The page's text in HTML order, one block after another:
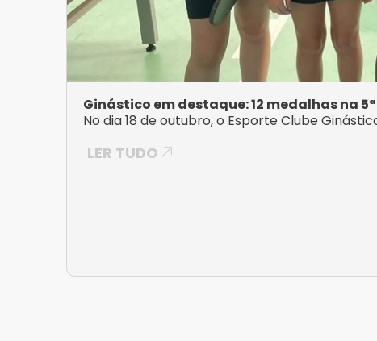
Ginástico em destaque: 12 medalhas na
No dia 18 de outubro, o Esporte Clube
LER TUDO